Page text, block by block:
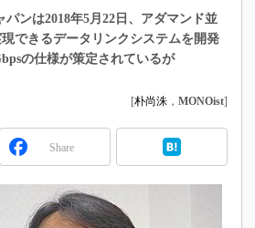
くりワールド
WORLD
ISO26262
無償設計ツール
3Dプリンタ
インダストリー4.0
製造業ビッグデータ
ンは2018年5月22日、アダマンド並
できるデータリンクシステムを開発
の仕様が策定されているが
[朴尚洙 ， MONOist]
Share